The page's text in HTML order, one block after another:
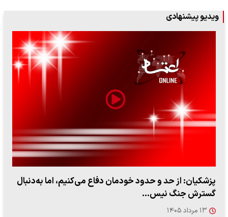
ویدیو پیشنهادی
پزشکیان: از حد و حدود خودمان دفاع می‌کنیم، اما به‌دنبال
گسترش جنگ نیس…
۱۳ مرداد ۱۴۰۵